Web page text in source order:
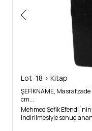
Lot: 18 > Kitap
ŞEFİKNAME,
cm...
Mehmed Şefik
indirilmesiyle sonuçlanan